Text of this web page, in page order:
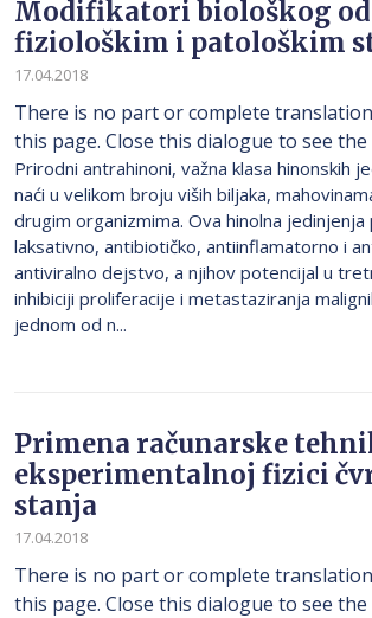
Modifikatori biološkog
fiziološkim i patološkim
17.04.2018
There is no part or complete
this page. Close this dialogue to see
Prirodni antrahinoni, važna klasa hinonskih
naći u velikom broju viših biljaka,
drugim organizmima. Ova hinolna jedinjenja
laksativno, antibiotičko, antiinflamatorno i
antiviralno dejstvo, a njihov potencijal u
inhibiciji proliferacije i metastaziranja
jednom od n...
Primena računarske
eksperimentalnoj fizici
stanja
17.04.2018
There is no part or complete
this page. Close this dialogue to see